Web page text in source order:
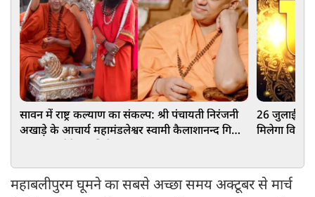
सावन में राष्ट्र कल्याण का संकल्प: श्री पंचायती निरंजनी
अखाड़े के आचार्य महामंडलेश्वर स्वामी कैलाशानन्द गिरि
26 जुलाई को
मिलेगा विशेष
महाबलीपुरम घूमने का सबसे अच्छा समय अक्टूबर से मार्च